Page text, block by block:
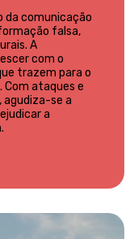
da comunicação
falsa,
A
com o
trazem para o
Com ataques e
se a
a